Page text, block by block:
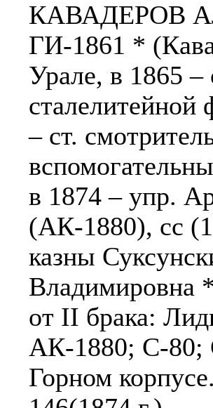
КАВАДЕРОВ
ГИ-1861 *
Урале, в 1865 –
сталелитейной
– ст.
в 1874 – упр.
(АК-1880), сс
казны
Владимировна
от II брака:
АК-1880; С-80;
Горном